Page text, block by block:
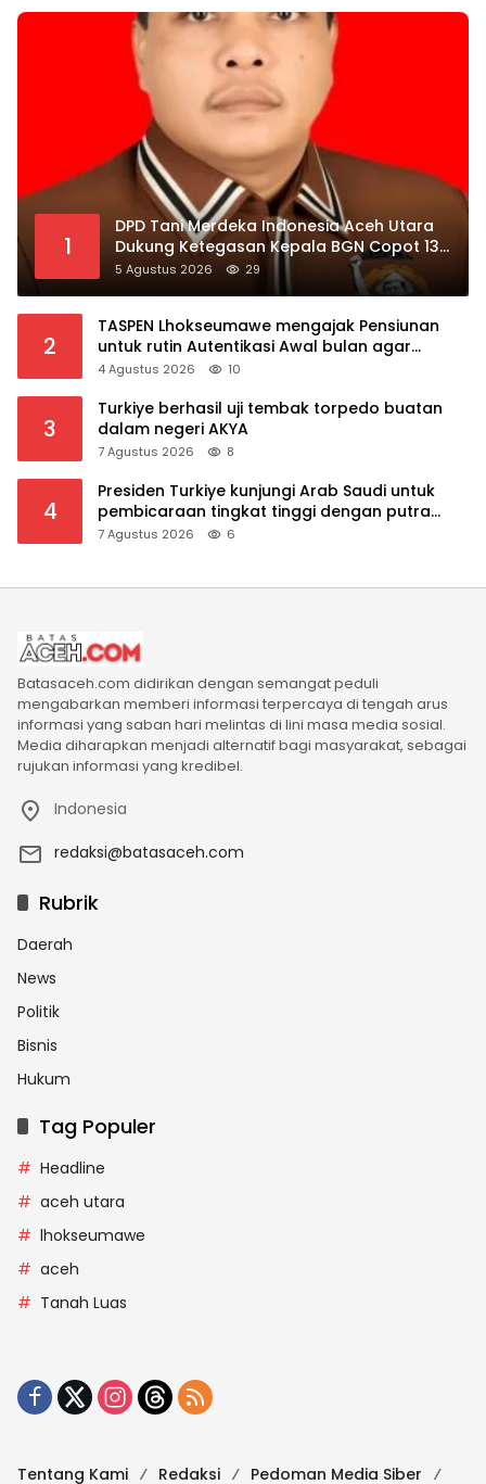
1
DPD Tani Merdeka Indonesia Aceh Utara
Dukung Ketegasan Kepala BGN Copot 137
Kepala SPPG
5 Agustus 2026 29
2
TASPEN Lhokseumawe mengajak Pensiunan
untuk rutin Autentikasi Awal bulan agar
Manfaat Pensiun tetap Lancar
4 Agustus 2026 10
3
Turkiye berhasil uji tembak torpedo buatan
dalam negeri AKYA
7 Agustus 2026 8
4
Presiden Turkiye kunjungi Arab Saudi untuk
pembicaraan tingkat tinggi dengan putra
mahkota Saudi dan PM Pakistan
7 Agustus 2026 6
Batasaceh.com didirikan dengan semangat peduli
mengabarkan memberi informasi terpercaya di tengah arus
informasi yang saban hari melintas di lini masa media sosial.
Media diharapkan menjadi alternatif bagi masyarakat, sebagai
rujukan informasi yang kredibel.
Indonesia
redaksi@batasaceh.com
Rubrik
Daerah
News
Politik
Bisnis
Hukum
Tag Populer
Headline
aceh utara
lhokseumawe
aceh
Tanah Luas
Tentang Kami Redaksi Pedoman Media Siber